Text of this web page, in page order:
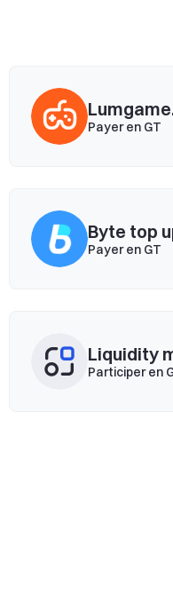
Payer en GT
Byte top
Payer en GT
Liquidity
Participer en